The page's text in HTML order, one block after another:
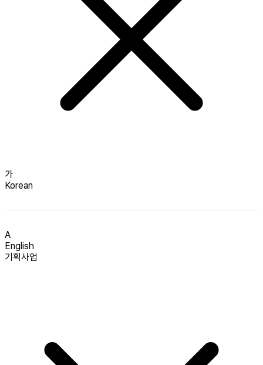
가
Korean
A
English
기획사업